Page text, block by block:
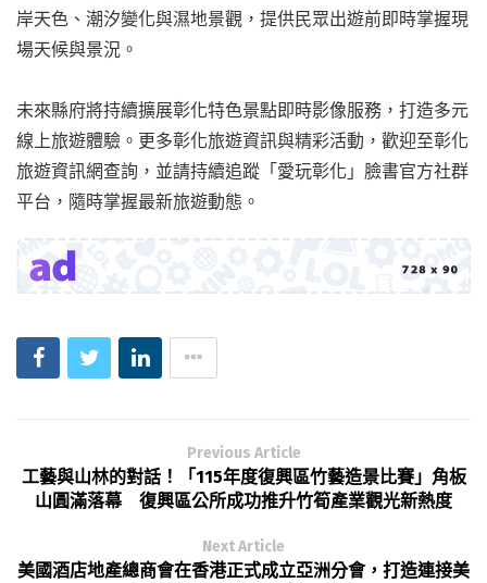
岸天色、潮汐變化與濕地景觀，提供民眾出遊前即時掌握現
場天候與景況。
未來縣府將持續擴展彰化特色景點即時影像服務，打造多元
線上旅遊體驗。更多彰化旅遊資訊與精彩活動，歡迎至彰化
旅遊資訊網查詢，並請持續追蹤「愛玩彰化」臉書官方社群
平台，隨時掌握最新旅遊動態。
Previous Article
工藝與山林的對話！「115年度復興區竹藝造景比賽」角板
山圓滿落幕 復興區公所成功推升竹筍產業觀光新熱度
Next Article
美國酒店地產總商會在香港正式成立亞洲分會，打造連接美